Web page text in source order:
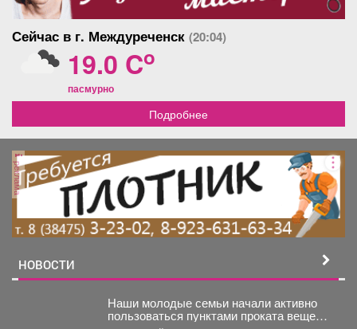
Сейчас в г. Междуреченск (20:04)
19.0 Co
пасмурно
Подробнее
реклама
НОВОСТИ
Наши молодые семьи начали активно
пользоваться пунктами проката вещей